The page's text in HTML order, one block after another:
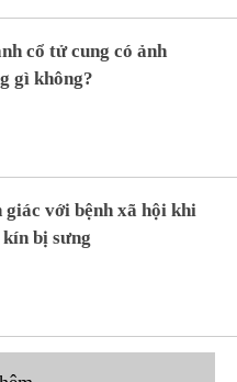
cổ tử cung có ảnh
gì không?
giác với bệnh xã hội khi
bị sưng